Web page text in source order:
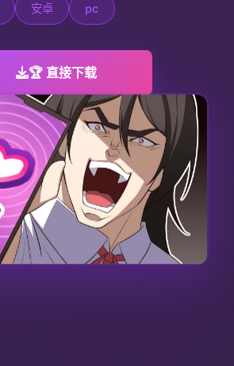
安卓 pc
🏆 直接下载